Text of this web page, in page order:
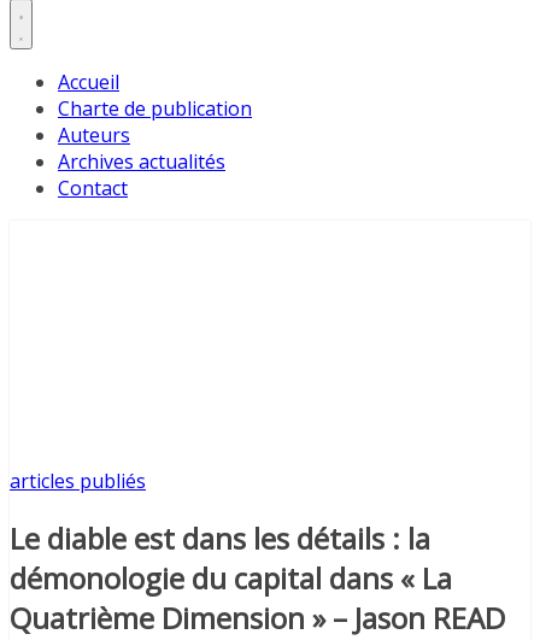
Accueil
Charte de publication
Auteurs
Archives actualités
Contact
articles publiés
Le diable est dans les détails : la
démonologie du capital dans « La
Quatrième Dimension » – Jason READ